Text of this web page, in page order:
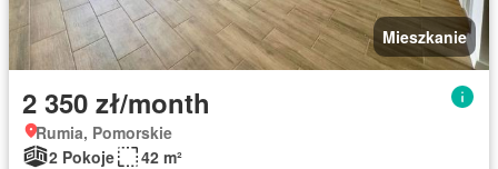
Mieszkanie
2 350 zł/month
Rumia, Pomorskie
2 Pokoje
42 m²